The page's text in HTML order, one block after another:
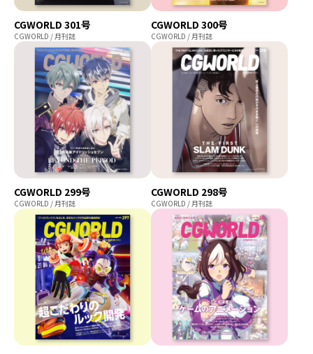
CGWORLD 301号
CGWORLD / 月刊誌
CGWORLD 300号
CGWORLD / 月刊誌
CGWORLD 299号
CGWORLD / 月刊誌
CGWORLD 298号
CGWORLD / 月刊誌